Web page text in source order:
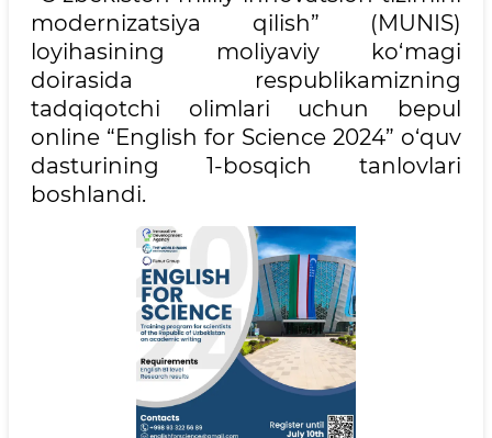
modernizatsiya qilish” (MUNIS)
loyihasining moliyaviy ko‘magi
doirasida respublikamizning
tadqiqotchi olimlari uchun bepul
online “English for Science 2024” o‘quv
dasturining 1-bosqich tanlovlari
boshlandi.